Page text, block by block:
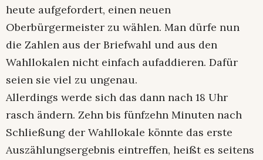
heute aufgefordert, einen neuen
Oberbürgermeister zu wählen. Man dürfe nun
die Zahlen aus der Briefwahl und aus den
Wahllokalen nicht einfach aufaddieren. Dafür
seien sie viel zu ungenau.
Allerdings werde sich das dann nach 18 Uhr
rasch ändern. Zehn bis fünfzehn Minuten nach
Schließung der Wahllokale könnte das erste
Auszählungsergebnis eintreffen, heißt es seitens